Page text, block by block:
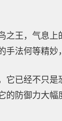
之王，气息
法何等精妙
它已经不只
的防御力大